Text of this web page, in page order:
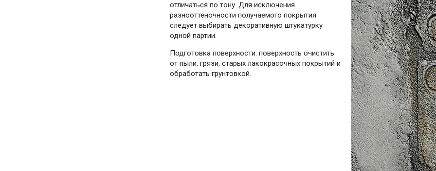
отличаться по тону. Для исключения
разнооттеночности получаемого покрытия
следует выбирать декоративную штукатурку
одной партии.
Подготовка поверхности: поверхность очистить
от пыли, грязи, старых лакокрасочных покрытий и
обработать грунтовкой.